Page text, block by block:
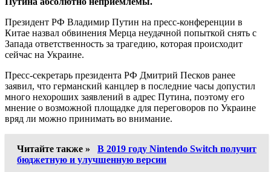
Президент РФ Владимир Путин на пресс-конференции в
Китае назвал обвинения Мерца неудачной попыткой снять с
Запада ответственность за трагедию, которая происходит
сейчас на Украине.
Пресс-секретарь президента РФ Дмитрий Песков ранее
заявил, что германский канцлер в последние часы допустил
много нехороших заявлений в адрес Путина, поэтому его
мнение о возможной площадке для переговоров по Украине
вряд ли можно принимать во внимание.
Читайте также »
В 2019 году Nintendo Switch получит
бюджетную и улучшенную версии